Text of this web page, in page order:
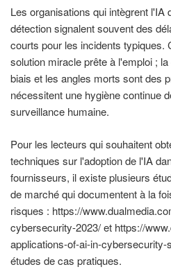
Les organisations qui intègrent l'IA
détection signalent souvent des
courts pour les incidents typiques.
solution miracle prête à l'emploi ;
biais et les angles morts sont des
nécessitent une hygiène continue
surveillance humaine.
Pour les lecteurs qui souhaitent
techniques sur l'adoption de l'IA
fournisseurs, il existe plusieurs
de marché qui documentent à la
risques : https://
cybersecurity-2023/ et https://
applications-of-ai-in-
études de cas pratiques.